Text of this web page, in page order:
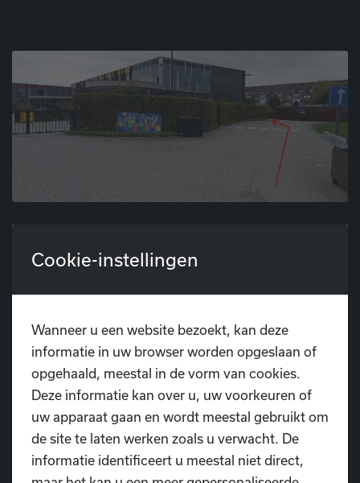
Cookie-instellingen
Wanneer u een website bezoekt, kan deze
informatie in uw browser worden opgeslaan of
opgehaald, meestal in de vorm van cookies.
Deze informatie kan over u, uw voorkeuren of
uw apparaat gaan en wordt meestal gebruikt om
de site te laten werken zoals u verwacht. De
informatie identificeert u meestal niet direct,